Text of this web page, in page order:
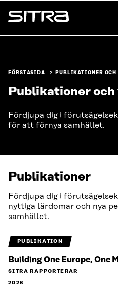
Skip to
content
Sitra
FÖRSTASIDA PUBLIKATIONER OCH
Publikationer
Fördjupa dig i
för att förnya samhället.
Publikationer
Fördjupa dig i
nyttiga lärdomar och nya
samhället.
PUBLIKATION
Building One Europe, One
SITRA RAPPORTERAR
2026